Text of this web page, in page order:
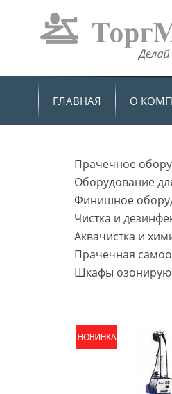
ГЛАВНАЯ О
Прачечное
Оборудование
Финишное
Чистка и
Аквачистка и
Прачечная
Шкафы